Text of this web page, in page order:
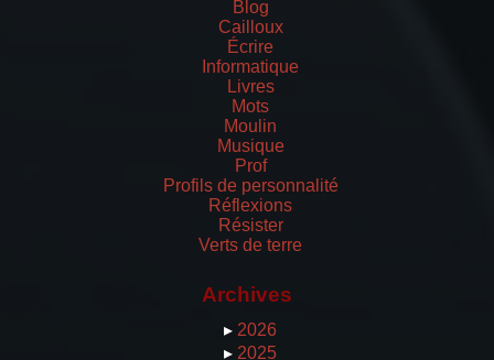
Blog
Cailloux
Écrire
Informatique
Livres
Mots
Moulin
Musique
Prof
Profils de personnalité
Réflexions
Résister
Verts de terre
Archives
▸ 2026
▸ 2025